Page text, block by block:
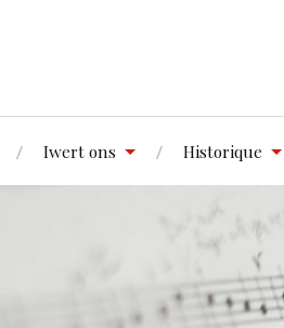
Iwert ons Historique